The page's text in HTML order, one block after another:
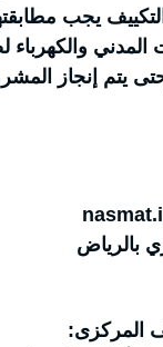
يجب
المدني
يتم إنجاز
بالرياض
المركزى: